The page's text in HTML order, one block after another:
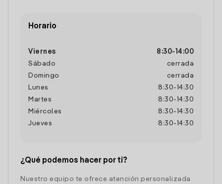
Horario
Viernes 8:30- 14:00
Sábado
cerrada
Domingo
cerrada
Lunes
8:30- 14:30
Martes
8:30- 14:30
Miércoles
8:30- 14:30
Jueves
8:30- 14:30
¿Qué podemos hacer por ti?
Nuestro equipo te ofrece atención personalizada